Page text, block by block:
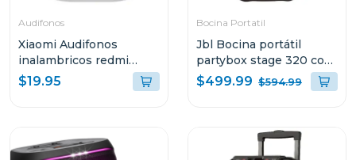
Audifonos
Xiaomi Audifonos
inalambricos redmi
buds 6 active bluetooth
$19.95
Bocina Portatil
Jbl Bocina portátil
partybox stage 320 con
bateria recargable
$499.99 $594.99